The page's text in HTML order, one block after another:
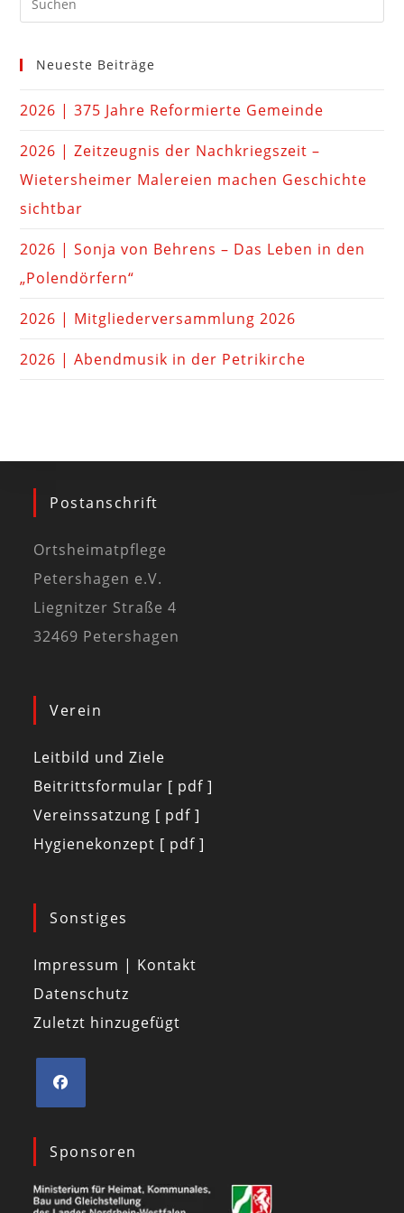
Neueste Beiträge
2026 | 375 Jahre Reformierte Gemeinde
2026 | Zeitzeugnis der Nachkriegszeit –
Wietersheimer Malereien machen Geschichte
sichtbar
2026 | Sonja von Behrens – Das Leben in den
„Polendörfern“
2026 | Mitgliederversammlung 2026
2026 | Abendmusik in der Petrikirche
Postanschrift
Ortsheimatpflege
Petershagen e.V.
Liegnitzer Straße 4
32469 Petershagen
Verein
Leitbild und Ziele
Beitrittsformular [ pdf ]
Vereinssatzung [ pdf ]
Hygienekonzept [ pdf ]
Sonstiges
Impressum | Kontakt
Datenschutz
Zuletzt hinzugefügt
Sponsoren